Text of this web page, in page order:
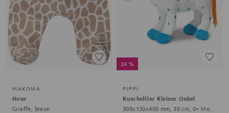
MAKOMA
Hose
Giraffe, braun
24 %
PIPPI
Kuscheltier Kleiner Onkel
300x130x400 mm, 30 cm, 0+ Monate, weiß